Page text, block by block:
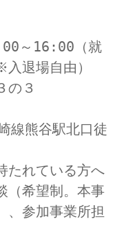
～16:00（就
退場自由）
の３
熊谷駅北口徒
たれている方へ
（希望制。本事
、参加事業所担